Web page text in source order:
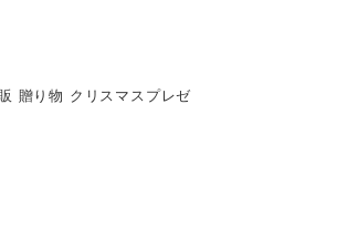
贈り物 クリスマスプレゼ